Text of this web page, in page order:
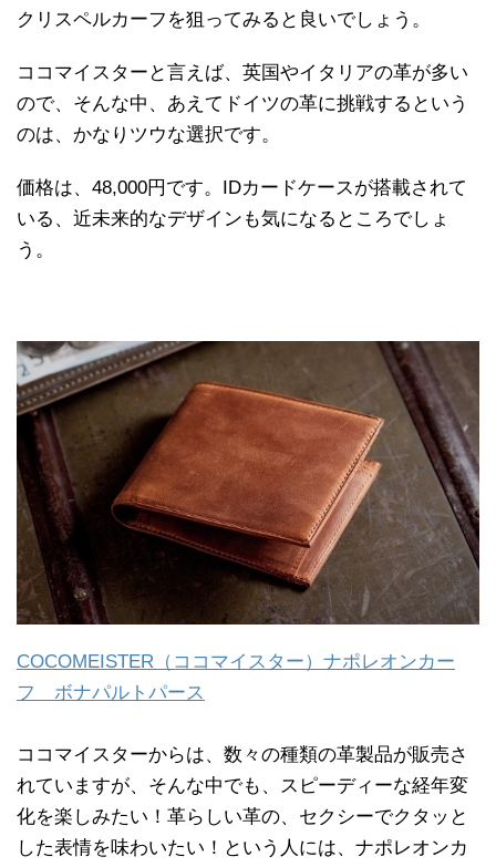
クリスペルカーフを狙ってみると良いでしょう。
ココマイスターと言えば、英国やイタリアの革が多い
ので、そんな中、あえてドイツの革に挑戦するという
のは、かなりツウな選択です。
価格は、48,000円です。IDカードケースが搭載されて
いる、近未来的なデザインも気になるところでしょ
う。
COCOMEISTER（ココマイスター）ナポレオンカー
フ ボナパルトパース
ココマイスターからは、数々の種類の革製品が販売さ
れていますが、そんな中でも、スピーディーな経年変
化を楽しみたい！革らしい革の、セクシーでクタッと
した表情を味わいたい！という人には、ナポレオンカ